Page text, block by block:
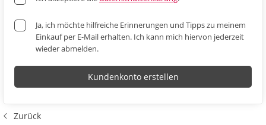
Ja, ich möchte hilfreiche Erinnerungen und Tipps zu meinem
Einkauf per E-Mail erhalten. Ich kann mich hiervon jederzeit
wieder abmelden.
Kundenkonto erstellen
Zurück